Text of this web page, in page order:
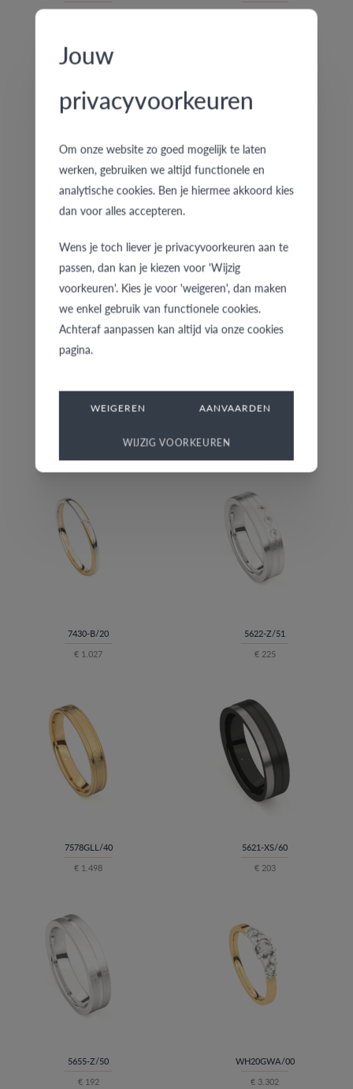
€ 748 € 1.039
39-W/20
7430-B/20
€ 1.027
5622-Z/51
€ 225
7578GLL/40
€ 1.498
5621-XS/60
€ 203
5655-Z/50
€ 192
WH20GWA/00
€ 3.302
Jouw
privacyvoorkeuren
Om onze website zo goed mogelijk te laten
werken, gebruiken we altijd functionele en
analytische cookies. Ben je hiermee akkoord kies
dan voor alles accepteren.
Wens je toch liever je privacyvoorkeuren aan te
passen, dan kan je kiezen voor 'Wijzig
voorkeuren'. Kies je voor 'weigeren', dan maken
we enkel gebruik van functionele cookies.
Achteraf aanpassen kan altijd via onze cookies
pagina.
WEIGEREN AANVAARDEN
WIJZIG VOORKEUREN